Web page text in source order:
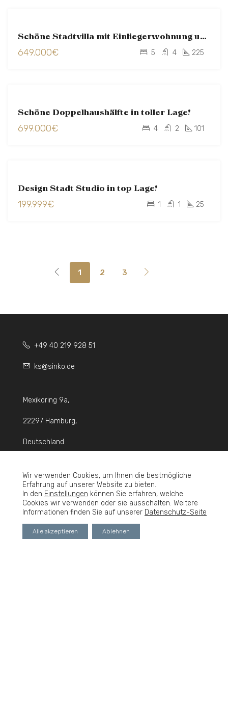
VERKAUFEN Schöne Stadtvilla mit Einliegerwohnung und großem Grundstück
649.000€ 5 4 225
VERKAUFEN
Schöne Doppelhaushälfte in toller Lage!
699.000€ 4 2 101
VERKAUFEN
Design Stadt Studio in top Lage!
199.999€ 1 1 25
1 2 3
+49 40 219 928 51
ks@sinko.de
Mexikoring 9a,
22297 Hamburg,
Deutschland
Wir verwenden Cookies, um Ihnen die bestmögliche
Erfahrung auf unserer Website zu bieten.
In den Einstellungen können Sie erfahren, welche
Cookies wir verwenden oder sie ausschalten. Weitere
Informationen finden Sie auf unserer Datenschutz-Seite
Alle akzeptieren Ablehnen